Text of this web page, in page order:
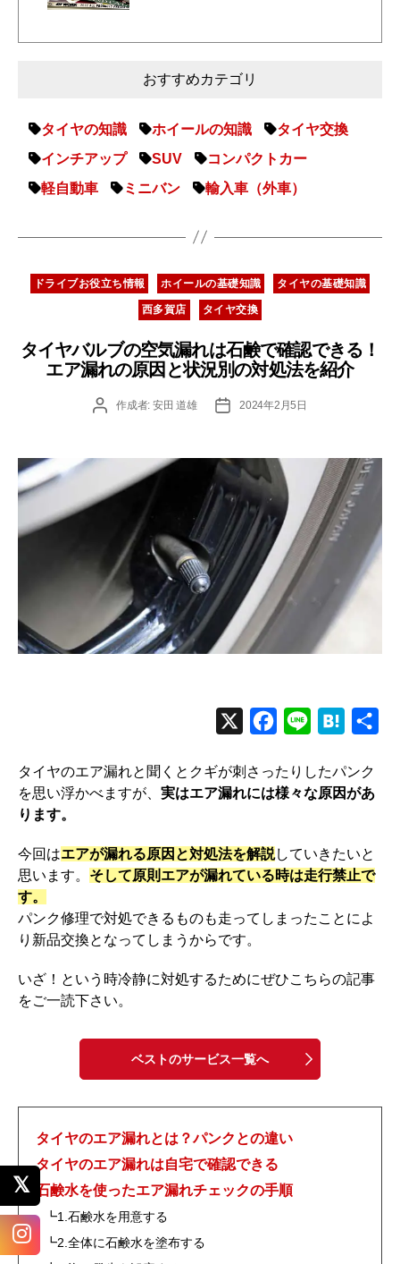
おすすめカテゴリ
タイヤの知識 ホイールの知識
タイヤ交換
インチアップ
SUV
コンパクトカー
軽自動車
ミニバン 輸入車（外車）
カ
テ
ゴ
ー
ドライブお役立ち情報 ホイールの基礎知識 タイヤの基礎知識
西多賀店 タイヤ交換
タイヤバルブの空気漏れは石鹸で確認できる！
エア漏れの原因と状況別の対処法を紹介
投
作成者: 安田 道雄
投
2024年2月5日
c
e
o
o
k
n
e
t
e
a
タイヤのエア漏れと聞くとクギが刺さったりしたパンク
を思い浮かべますが、 実はエア漏れには様々な原因があ
ります。
今回はエアが漏れる原因と対処法を解説していきたいと
思います。 そして原則エアが漏れている時は走行禁止で
す。
パンク修理で対処できるものも走ってしまったことによ
り新品交換となってしまうからです。
いざ！という時冷静に対処するためにぜひこちらの記事
をご一読下さい。
ベストのサービス一覧へ
タイヤのエア漏れとは？パンクとの違い
タイヤのエア漏れは自宅で確認できる
石鹸水を使ったエア漏れチェックの手順
┗1.石鹸水を用意する
┗2.全体に石鹸水を塗布する